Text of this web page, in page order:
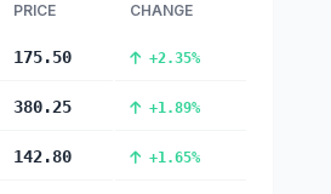
PRICE CHANGE
175.50 +2.35%
380.25 +1.89%
142.80 +1.65%